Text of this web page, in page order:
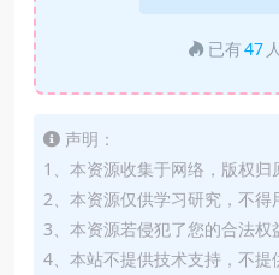
已有47
声明：
1、本资源收集于网络，版权归
2、本资源仅供学习研究，不得
3、本资源若侵犯了您的合法权
4、本站不提供技术支持，不